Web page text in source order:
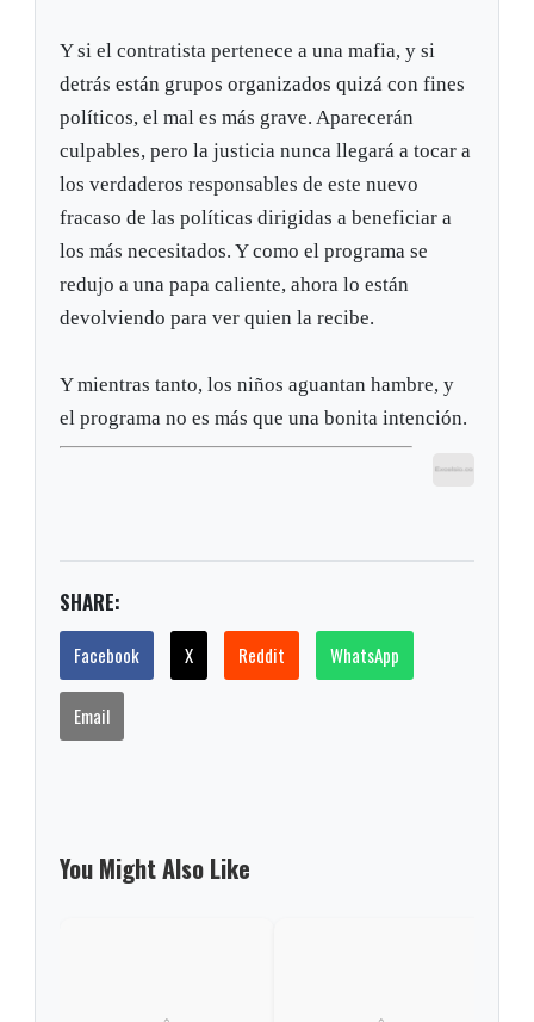
Y si el contratista pertenece a una mafia, y si
detrás están grupos organizados quizá con fines
políticos, el mal es más grave. Aparecerán
culpables, pero la justicia nunca llegará a tocar a
los verdaderos responsables de este nuevo
fracaso de las políticas dirigidas a beneficiar a
los más necesitados. Y como el programa se
redujo a una papa caliente, ahora lo están
devolviendo para ver quien la recibe.
Y mientras tanto, los niños aguantan hambre, y
el programa no es más que una bonita intención.
SHARE:
Facebook X Reddit WhatsApp
Email
You Might Also Like